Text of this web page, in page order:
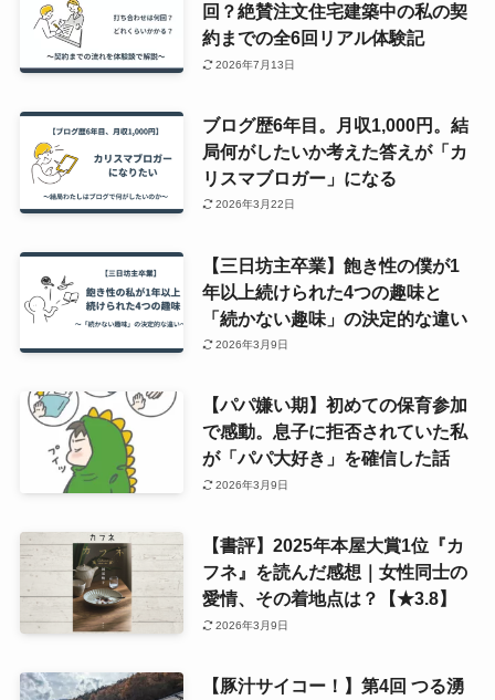
回？絶賛注文住宅建築中の私の契
約までの全6回リアル体験記
2026年7月13日
ブログ歴6年目。月収1,000円。結
局何がしたいか考えた答えが「カ
リスマブロガー」になる
2026年3月22日
【三日坊主卒業】飽き性の僕が1
年以上続けられた4つの趣味と
「続かない趣味」の決定的な違い
2026年3月9日
【パパ嫌い期】初めての保育参加
で感動。息子に拒否されていた私
が「パパ大好き」を確信した話
2026年3月9日
【書評】2025年本屋大賞1位『カ
フネ』を読んだ感想｜女性同士の
愛情、その着地点は？【★3.8】
2026年3月9日
【豚汁サイコー！】第4回 つる湧